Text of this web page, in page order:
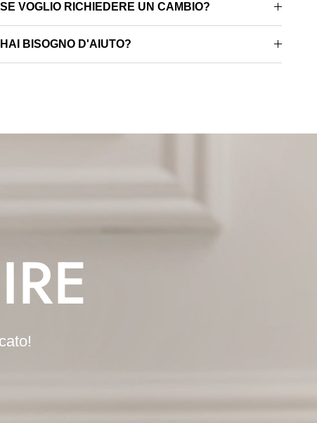
SE VOGLIO RICHIEDERE UN CAMBIO?
HAI BISOGNO D'AIUTO?